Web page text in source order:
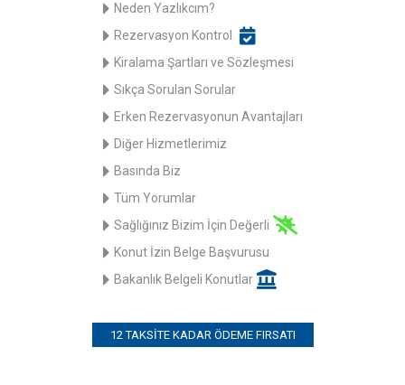
Neden Yazlıkcım?
Rezervasyon Kontrol
Kiralama Şartları ve Sözleşmesi
Sıkça Sorulan Sorular
Erken Rezervasyonun Avantajları
Diğer Hizmetlerimiz
Basında Biz
Tüm Yorumlar
Sağlığınız Bizim İçin Değerli
Konut İzin Belge Başvurusu
Bakanlık Belgeli Konutlar
12 TAKSITE KADAR ÖDEME FIRSATI